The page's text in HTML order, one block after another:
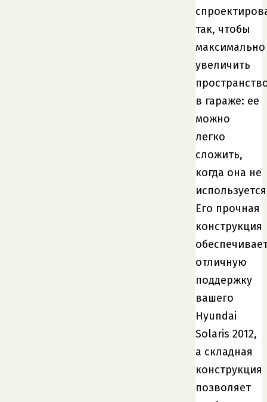
так, чтобы
максимально
увеличить
в гараже: ее
можно
легко
сложить,
когда она не
Его прочная
конструкция
отличную
поддержку
вашего
Hyundai
Solaris 2012,
а складная
конструкция
позволяет